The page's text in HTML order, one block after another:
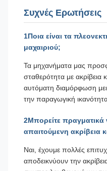
Συχνές Ερωτήσεις
1Ποια είναι τα
μαχαιριού;
Τα μηχανήματα μας
σταθερότητα με
αυτόματη διαμόρφωση
την παραγωγική
2Μπορείτε πραγματικά
απαιτούμενη ακρίβεια
Ναι, έχουμε πολλές
αποδεικνύουν την